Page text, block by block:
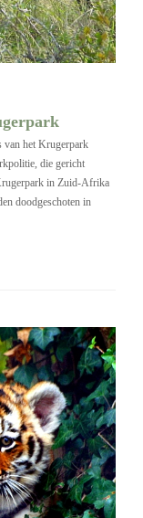
van het Krugerpark
die gericht
in Zuid-Afrika
doodgeschoten in